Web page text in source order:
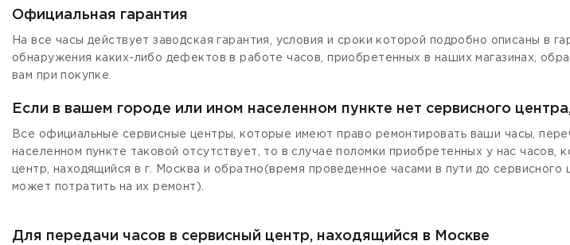
Официальная гарантия
На все часы действует заводская гарантия, условия и сроки которой подробно описаны в
обнаружения каких-либо дефектов в работе часов, приобретенных в наших магазинах,
вам при покупке.
Если в вашем городе или ином населенном пункте нет сервисного
Все официальные сервисные центры, которые имеют право ремонтировать ваши часы,
населенном пункте таковой отсутствует, то в случае поломки приобретенных у нас
центр, находящийся в г. Москва и обратно(время проведенное часами в пути до
может потратить на их ремонт).
Для передачи часов в сервисный центр, находящийся в Москве